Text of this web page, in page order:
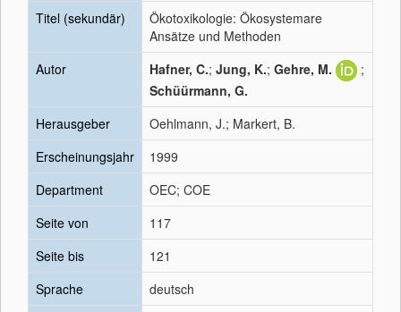
Titel (sekundär)
Ökotoxikologie: Ökosystemare
Ansätze und Methoden
Autor
Hafner, C.; Jung, K.; Gehre, M.
;
Schüürmann, G.
Herausgeber
Oehlmann, J.; Markert, B.
Erscheinungsjahr
1999
Department
OEC; COE
Seite von
117
Seite bis
121
Sprache
deutsch